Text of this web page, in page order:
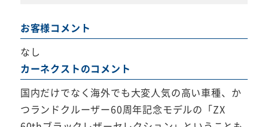
お客様コメント
なし
カーネクストのコメント
国内だけでなく海外でも大変人気の高い車種、か
つランドクルーザー60周年記念モデルの「ZX